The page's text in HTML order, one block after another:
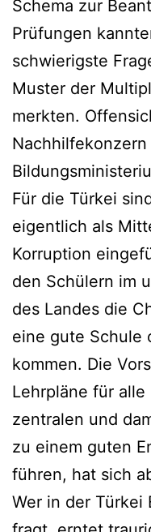
Schema zur
Prüfungen
schwierigste
Muster der
merkten.
Für die Türkei
eigentlich als
Korruption
den Schülern im
des Landes die
eine gute Schule
kommen. Die
Lehrpläne für
zentralen und
zu einem guten
führen, hat sich
Wer in der Türkei